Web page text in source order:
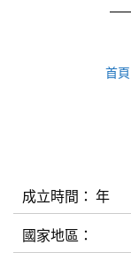
首頁
成立時間： 年
國家地區：